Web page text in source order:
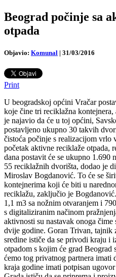
Beograd počinje sa
otpada
Objavio: Komunal | 31/03/2016
Print
U beogradskoj općini Vračar
koje čine tri reciklažna
je najavio da će u toj općini,
postavljeno ukupno 30 takvih
čistoća počinje s realizacijom vrlo
početak aktivne reciklaže otpada,
dana postavit će se ukupno 1.690
55 reciklažnih dvorišta, dodao je
Miroslav Bogdanović. To će se
kontejnerima koji će biti u
reciklažu, zaključio je
1,1 m3 sa nožnim otvaranjem i
s digitaliziranim načinom
aktivnosti su nastavak onoga
dvije godine. Goran Trivan, tajnik
sredine ističe da se privodi kraju i
otpadom s kojim će grad
ćemo tog privatnog partnera imati
kraja godine imati potpisan